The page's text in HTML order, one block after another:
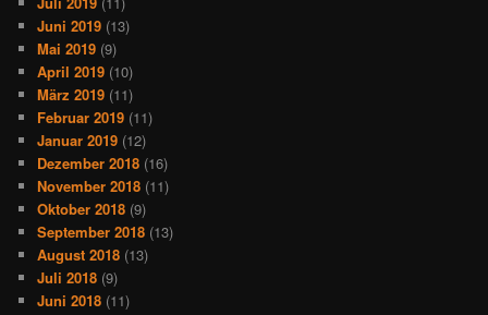
Juni 2019 (13)
Mai 2019 (9)
April 2019 (10)
März 2019 (11)
Februar 2019 (11)
Januar 2019 (12)
Dezember 2018 (16)
November 2018 (11)
Oktober 2018 (9)
September 2018 (13)
August 2018 (13)
Juli 2018 (9)
Juni 2018 (11)